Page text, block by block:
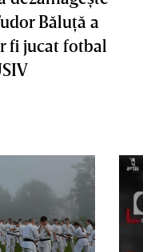
Băluţă a
fi jucat fotbal